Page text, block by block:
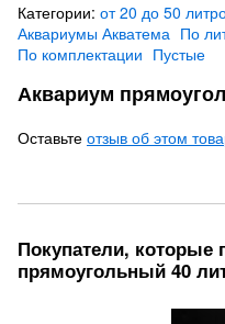
Категории: от 20 до 50
Аквариумы Акватема По
По комплектации Пустые
Аквариум
Оставьте отзыв об этом
Покупатели, которые
прямоугольный 40